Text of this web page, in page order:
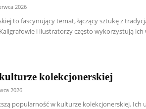
2026
to fascynujący temat, łączący sztukę z
i ilustratorzy często wykorzystują ich
kolekcjonerskiej
2026
popularność w kulturze kolekcjonerskiej. Ich